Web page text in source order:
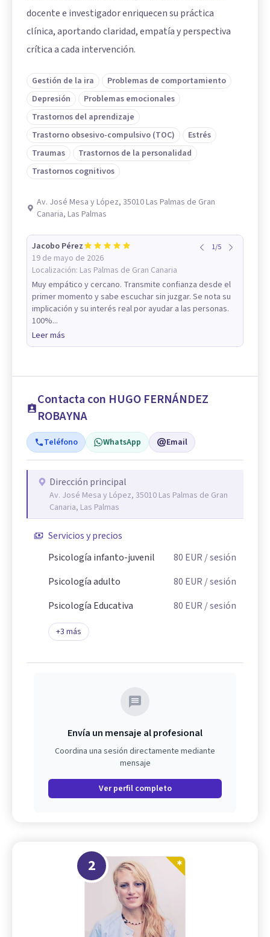
docente e investigador enriquecen su práctica
clínica, aportando claridad, empatía y perspectiva
crítica a cada intervención.
Gestión de la ira
Problemas de comportamiento
Depresión
Problemas emocionales
Trastornos del aprendizaje
Trastorno obsesivo-compulsivo (TOC)
Estrés
Traumas
Trastornos de la personalidad
Trastornos cognitivos
Av. José Mesa y López, 35010 Las Palmas de Gran
Canaria, Las Palmas
Jacobo Pérez
19 de mayo de 2026
Localización: Las Palmas de Gran Canaria
1/5
Muy empático y cercano. Transmite confianza desde el
primer momento y sabe escuchar sin juzgar. Se nota su
implicación y su interés real por ayudar a las personas.
100%...
Leer más
Contacta con HUGO FERNÁNDEZ
ROBAYNA
Teléfono WhatsApp Email
Dirección principal
Av. José Mesa y López, 35010 Las Palmas de Gran
Canaria, Las Palmas
Servicios y precios
Psicología infanto-juvenil
80 EUR / sesión
Psicología adulto
80 EUR / sesión
Psicología Educativa
80 EUR / sesión
+3 más
Envía un mensaje al profesional
Coordina una sesión directamente mediante
mensaje
Ver perfil completo
2